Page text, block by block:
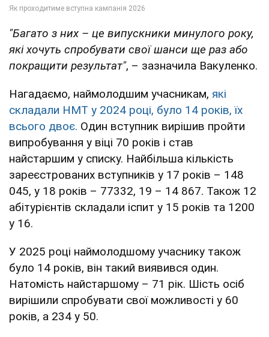
"Багато з них – це випускники минулого року,
які хочуть спробувати свої шанси ще раз або
покращити результат", – зазначила Вакуленко.
Нагадаємо, наймолодшим учасникам, які
складали НМТ у 2024 році, було 14 років, їх
всього двоє. Один вступник вирішив пройти
випробування у віці 70 років і став
найстаршим у списку. Найбільша кількість
зареєстрованих вступників у 17 років – 148
045, у 18 років – 77332, 19 – 14 867. Також 12
абітурієнтів складали іспит у 15 років та 1200
у 16.
У 2025 році наймолодшому учаснику також
було 14 років, він такий виявився один.
Натомість найстаршому – 71 рік. Шість осіб
вирішили спробувати свої можливості у 60
років, а 234 у 50.